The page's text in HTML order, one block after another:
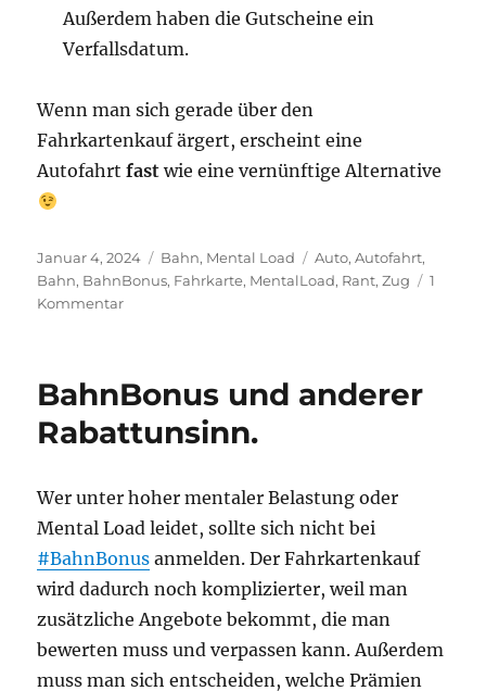
Außerdem haben die Gutscheine ein
Verfallsdatum.
Wenn man sich gerade über den
Fahrkartenkauf ärgert, erscheint eine
Autofahrtfast wie eine vernünftige Alternative
Veröffentlicht
am
Januar 4, 2024 Kategorien
Bahn, Mental Load Schlagwörter
Auto,Autofahrt,
Bahn, BahnBonus, Fahrkarte, MentalLoad, Rant,Zug
1
Kommentarzu
Deutschen
–
BahnBonus und anderer
Rabattunsinn.
Wer unter hoher mentaler Belastung oder
Mental Load leidet, sollte sich nicht bei
#BahnBonus anmelden. Der Fahrkartenkauf
wird dadurch noch komplizierter, weil man
zusätzliche Angebote bekommt, die man
bewerten muss und verpassen kann. Außerdem
muss man sich entscheiden, welche Prämien